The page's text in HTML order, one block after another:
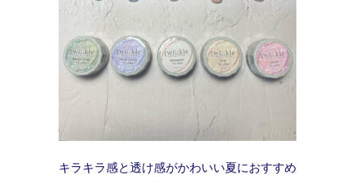
キラキラ感と透け感がかわいい夏におすすめ